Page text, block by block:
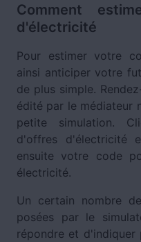
Comment
d'électricité
Pour estimer votre
ainsi anticiper votre
de plus simple.
édité par le médiateur
petite simulation.
d'offres d'électricité
ensuite votre code
électricité.
Un certain nombre
posées par le
répondre et d'indiquer